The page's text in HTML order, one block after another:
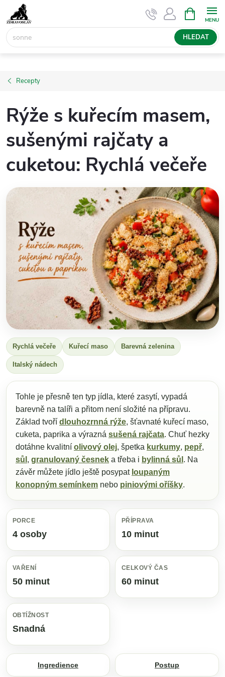
na
obsah
HLEDAT
NÁKUPNÍ
KOŠÍK
Recepty
Rýže s kuřecím masem,
sušenými rajčaty a
cuketou: Rychlá večeře
Rychlá večeře Kuřecí maso Barevná zelenina
Italský nádech
Tohle je přesně ten typ jídla, které zasytí, vypadá
barevně na talíři a přitom není složité na přípravu.
Základ tvoří dlouhozrnná rýže, šťavnaté kuřecí maso,
cuketa, paprika a výrazná sušená rajčata. Chuť hezky
dotáhne kvalitní olivový olej, špetka kurkumy, pepř,
sůl , granulovaný česnek a třeba i bylinná sůl . Na
závěr můžete jídlo ještě posypat loupaným
konopným semínkem nebo piniovými oříšky.
PORCE
4 osoby
PŘÍPRAVA
10 minut
VAŘENÍ
50 minut
CELKOVÝ ČAS
60 minut
OBTÍŽNOST
Snadná
Ingredience Postup